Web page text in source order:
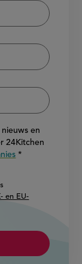
en
24Kitchen
en EU-